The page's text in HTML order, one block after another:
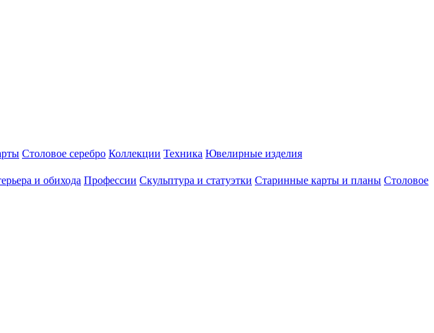
Столовое серебро Коллекции Техника Ювелирные изделия
и обихода Профессии Скульптура и статуэтки Старинные карты и планы Столовое